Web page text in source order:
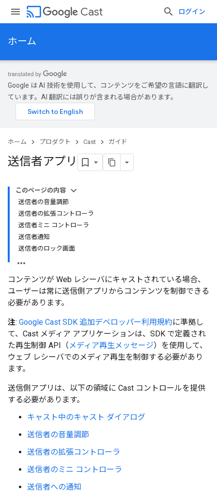
cast Cast ログイン
ホーム
Google は AI 技術を使用して、コンテンツをご希望の言語に翻訳し
ています。AI 翻訳には誤りが含まれる場合があります。
ホーム プロダクト Cast ガイド
送信者アプリ
このページの内容
送信者の音量調節
送信者の拡張コントローラ
送信者ミニ コントローラ
送信者通知
送信者のロック画面
コンテンツが Web レシーバにキャストされている場合、
ユーザーは常に送信側アプリからコンテンツを制御できる
必要があります。
注: Google Cast SDK 追加デベロッパー利用規約に準拠し
て、Cast メディア アプリケーションは、SDK で定義され
た再生制御 API（メディア再生メッセージ）を使用して、
ウェブ レシーバでのメディア再生を制御する必要があり
ます。
送信側アプリは、以下の領域に Cast コントロールを提供
する必要があります。
キャスト中のキャスト ダイアログ
送信者の音量調節
送信者の拡張コントローラ
送信者のミニ コントローラ
送信者への通知